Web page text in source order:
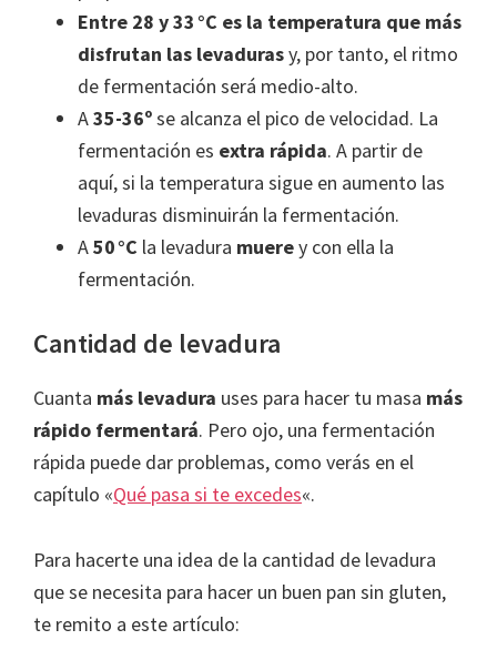
Entre 28 y 33 °C es la temperatura que más
disfrutan las levadurasy, por tanto, el ritmo
de fermentación será medio-alto.
A35-36ºse alcanza el pico de velocidad. La
fermentación es extra rápida. A partir de
aquí, si la temperatura sigue en aumento las
levaduras disminuirán la fermentación.
A50 °C la levadura muerey con ella la
fermentación.
Cantidad de levadura
Cuanta más levadura uses para hacer tu masa más
rápido fermentará. Pero ojo, una fermentación
rápida puede dar problemas, como verás en el
capítulo «Qué pasa si te excedes«.
Para hacerte una idea de la cantidad de levadura
que se necesita para hacer un buen pan sin gluten,
te remito a este artículo: